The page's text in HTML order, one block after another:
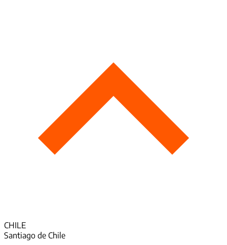
CHILE
Santiago de Chile